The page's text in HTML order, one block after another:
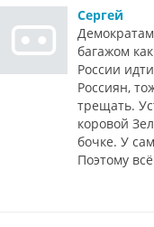
Сергей
багажом
России
Россиян,
трещать.
коровой
бочке. У
Поэтому